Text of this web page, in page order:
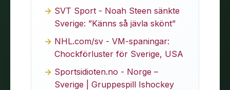
SVT Sport - Noah Steen sänkte
Sverige: ”Känns så jävla skönt”
NHL.com/sv - VM-spaningar:
Chockförluster för Sverige, USA
Sportsidioten.no - Norge –
Sverige | Gruppespill Ishockey